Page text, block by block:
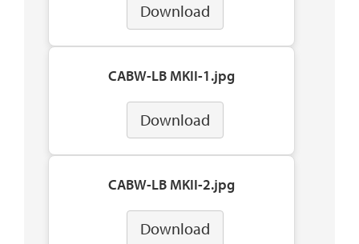
Download
CABW-LB MKII-1.jpg
Download
CABW-LB MKII-2.jpg
Download